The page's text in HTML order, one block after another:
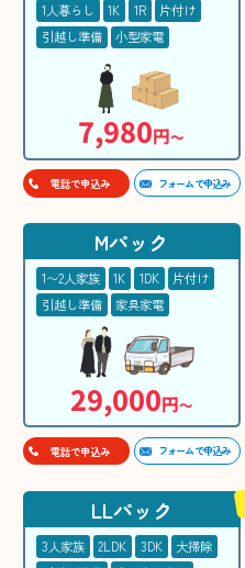
1人暮らし 1K 1R
片付け
引越し準備
小型家電
7,980円〜
電話で申込み フォームで申込み
Mパック
1〜2人家族 1K 1DK
片付け
引越し準備
家具家電
29,000円〜
電話で申込み フォームで申込み
LLパック
3人家族 2LDK 3DK
大掃除